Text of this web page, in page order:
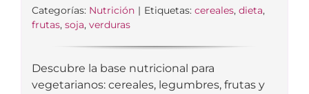
Categorías: Nutrición | Etiquetas: cereales, dieta,
frutas, soja, verduras
Descubre la base nutricional para
vegetarianos: cereales, legumbres, frutas y